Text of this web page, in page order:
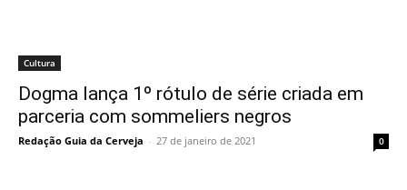
Cultura
Dogma lança 1º rótulo de série criada em
parceria com sommeliers negros
Redação Guia da Cerveja - 27 de janeiro de 2021 0